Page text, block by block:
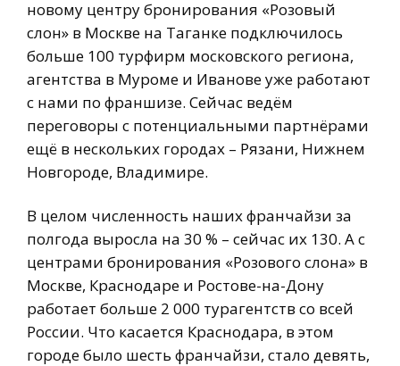
новому центру бронирования «Розовый
слон» в Москве на Таганке подключилось
больше 100 турфирм московского региона,
агентства в Муроме и Иванове уже работают
с нами по франшизе. Сейчас ведём
переговоры с потенциальными партнёрами
ещё в нескольких городах – Рязани, Нижнем
Новгороде, Владимире.
В целом численность наших франчайзи за
полгода выросла на 30 % – сейчас их 130. А с
центрами бронирования «Розового слона» в
Москве, Краснодаре и Ростове-на-Дону
работает больше 2 000 турагентств со всей
России. Что касается Краснодара, в этом
городе было шесть франчайзи, стало девять,